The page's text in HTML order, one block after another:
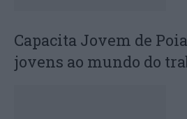
Capacita Jovem de
jovens ao mundo do